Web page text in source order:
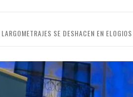
SE DESHACEN EN